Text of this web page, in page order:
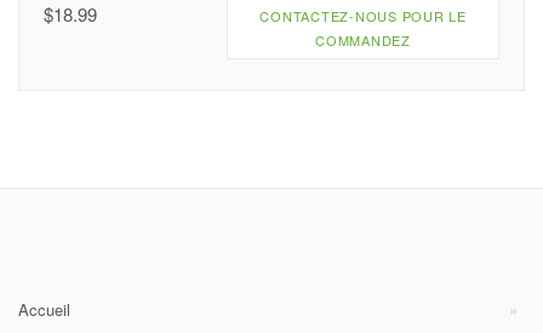
$18.99
CONTACTEZ-NOUS POUR LE
COMMANDEZ
Accueil